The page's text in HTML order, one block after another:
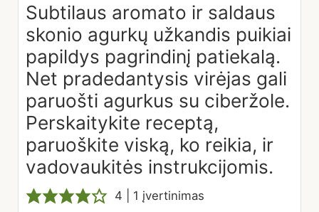
Subtilaus aromato ir saldaus
skonio agurkų užkandis puikiai
papildys pagrindinį patiekalą.
Net pradedantysis virėjas gali
paruošti agurkus su ciberžole.
Perskaitykite receptą,
paruoškite viską, ko reikia, ir
vadovaukitės instrukcijomis.
4 | 1 įvertinimas